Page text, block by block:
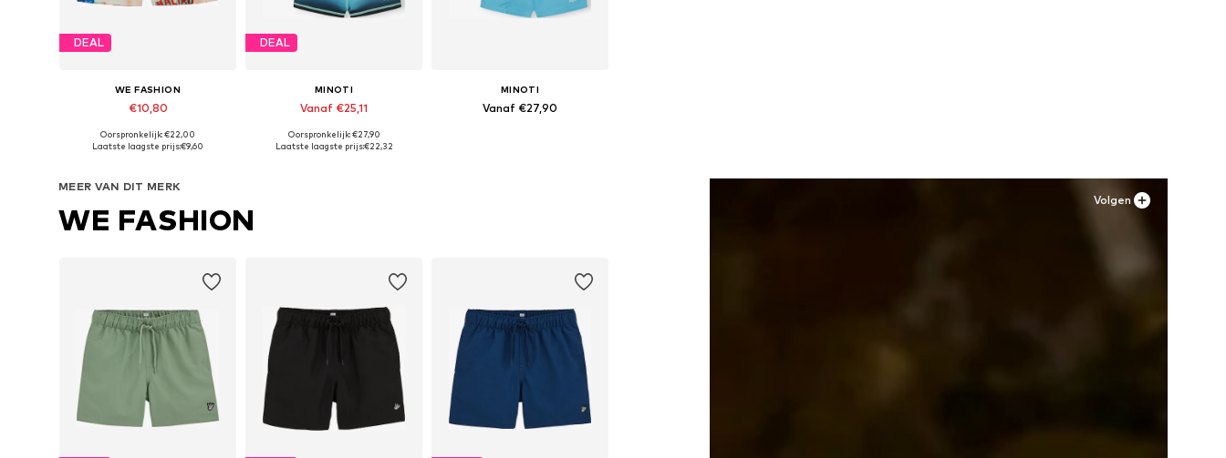
DEAL
WE FASHION
€10,80
Oorspronkelijk: €22,00
Laatste laagste prijs:€9,60
DEAL
MINOTI
Vanaf €25,11
Beschikbaar in vele maten
Oorspronkelijk: €27,90
Laatste laagste prijs:€22,32
MINOTI
Vanaf €27,90
Volgen
MEER VAN DIT MERK
WE FASHION